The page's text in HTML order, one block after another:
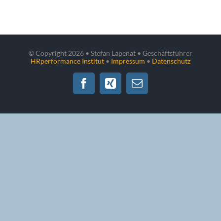
© Copyright 2026 • Stefan Lapenat • Geschäftsführer
HRperformance Institut• Impressum • Datenschutz
Facebook
Xing
E-